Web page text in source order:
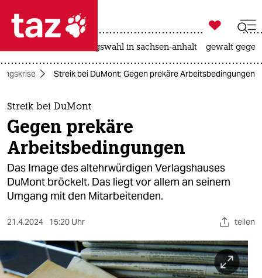
 taz zahl ich
taz zahl ich
themen
politik
öko
gesellschaft
sport
berlin

taz zahl ich
landtagswahl in sachsen-anhalt gewalt
Streik bei DuMont: Gegen prekäre Arbeitsbedingungen
Streik bei DuMont
Gegen prekäre
Arbeitsbedingungen
Das Image des altehrwürdigen Verlagshauses
DuMont bröckelt. Das liegt vor allem an seinem
Umgang mit den Mitarbeitenden.
21.4.2024 15:20 Uhr teilen